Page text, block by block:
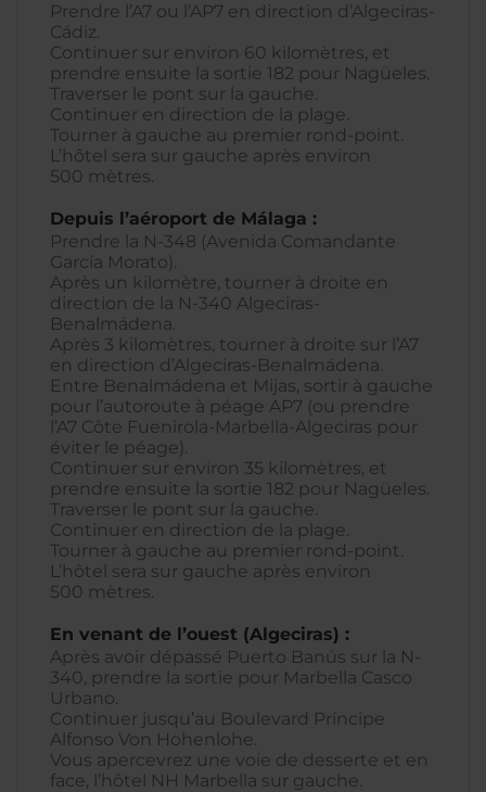
Prendre l’A7 ou l’AP7 en direction d’Algeciras-
Cádiz.
Continuer sur environ 60 kilomètres, et
prendre ensuite la sortie 182 pour Nagüeles.
Traverser le pont sur la gauche.
Continuer en direction de la plage.
Tourner à gauche au premier rond-point.
L’hôtel sera sur gauche après environ
500 mètres.
Depuis l’aéroport de Málaga :
Prendre la N-348 (Avenida Comandante
García Morato).
Après un kilomètre, tourner à droite en
direction de la N-340 Algeciras-
Benalmádena.
Après 3 kilomètres, tourner à droite sur l’A7
en direction d’Algeciras-Benalmádena.
Entre Benalmádena et Mijas, sortir à gauche
pour l’autoroute à péage AP7 (ou prendre
l’A7 Côte Fuenirola-Marbella-Algeciras pour
éviter le péage).
Continuer sur environ 35 kilomètres, et
prendre ensuite la sortie 182 pour Nagüeles.
Traverser le pont sur la gauche.
Continuer en direction de la plage.
Tourner à gauche au premier rond-point.
L’hôtel sera sur gauche après environ
500 mètres.
En venant de l’ouest (Algeciras) :
Après avoir dépassé Puerto Banús sur la N-
340, prendre la sortie pour Marbella Casco
Urbano.
Continuer jusqu’au Boulevard Príncipe
Alfonso Von Hohenlohe.
Vous apercevrez une voie de desserte et en
face, l’hôtel NH Marbella sur gauche.